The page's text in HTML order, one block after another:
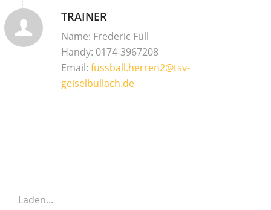
TRAINER
Name: Frederic Füll
Handy: 0174-3967208
Email: fussball.herren2@tsv-
geiselbullach.de
Laden...